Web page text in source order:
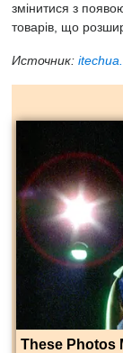
змінитися з
товарів, що
Источник:
These Photos